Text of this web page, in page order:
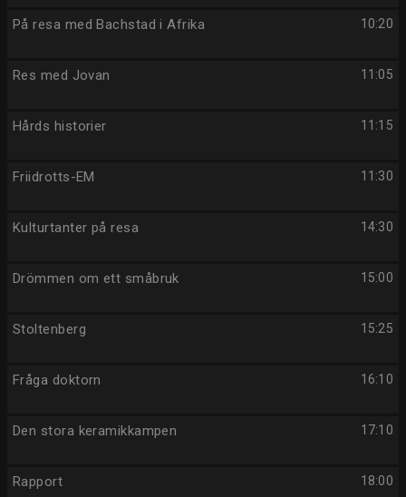
10:20
På resa med Bachstad i Afrika
11:05
Res med Jovan
11:15
Hårds historier
11:30
Friidrotts-EM
14:30
Kulturtanter på resa
15:00
Drömmen om ett småbruk
15:25
Stoltenberg
16:10
Fråga doktorn
17:10
Den stora keramikkampen
18:00
Rapport